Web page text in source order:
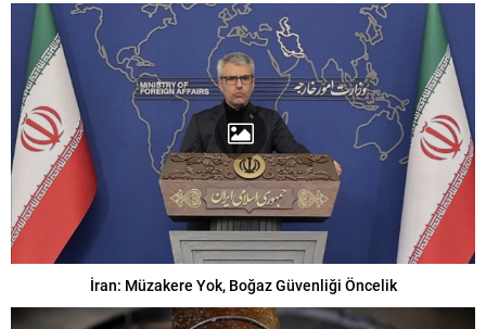
İran: Müzakere Yok, Boğaz Güvenliği Öncelik